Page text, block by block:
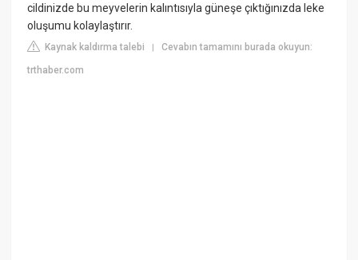
cildinizde bu meyvelerin kalıntısıyla güneşe çıktığınızda leke
oluşumu kolaylaştırır.
Kaynak kaldırma talebi |Cevabın tamamını burada okuyun:
trthaber.com